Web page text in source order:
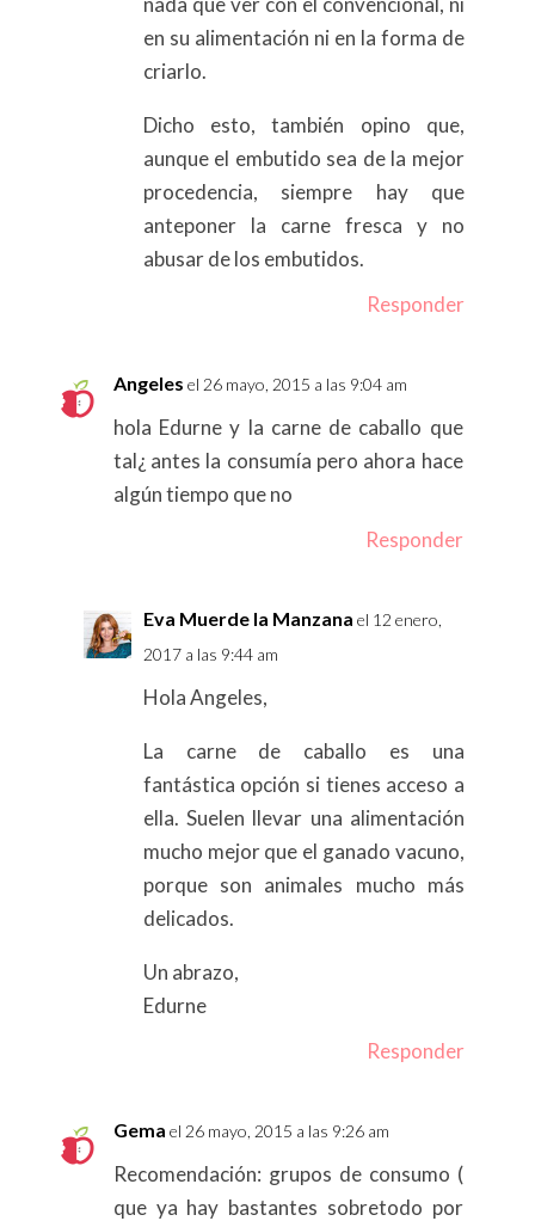
en su alimentación ni en la forma de
criarlo.
Dicho esto, también opino que,
aunque el embutido sea de la mejor
procedencia, siempre hay que
anteponer la carne fresca y no
abusar de los embutidos.
Responder
Angeles el 26 mayo, 2015 a las 9:04 am
hola Edurne y la carne de caballo que
tal¿ antes la consumía pero ahora hace
algún tiempo que no
Responder
Eva Muerde la Manzana el 12 enero,
2017 a las 9:44 am
Hola Angeles,
La carne de caballo es una
fantástica opción si tienes acceso a
ella. Suelen llevar una alimentación
mucho mejor que el ganado vacuno,
porque son animales mucho más
delicados.
Un abrazo,
Edurne
Responder
Gema el 26 mayo, 2015 a las 9:26 am
Recomendación: grupos de consumo (
que ya hay bastantes sobretodo por